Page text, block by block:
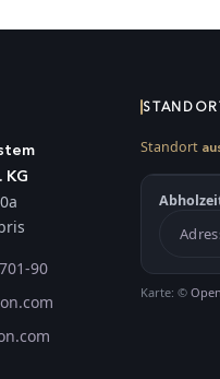
KG
90
Standort
Karte: ©